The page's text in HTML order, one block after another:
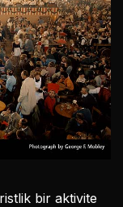
bir aktivite